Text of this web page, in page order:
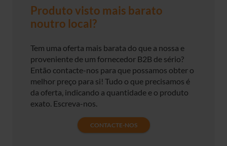
Produto visto mais barato
noutro local?
Tem uma oferta mais barata do que a nossa e
proveniente de um fornecedor B2B de sério?
Então contacte-nos para que possamos obter o
melhor preço para si! Tudo o que precisamos é
da oferta, indicando a quantidade e o produto
exato. Escreva-nos.
CONTACTE-NOS